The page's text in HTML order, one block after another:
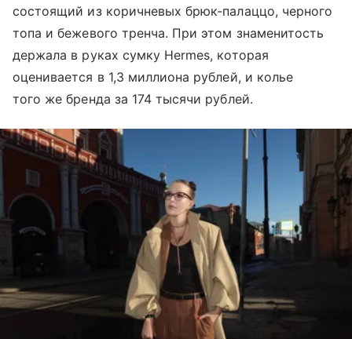
состоящий из коричневых брюк-палаццо, черного
топа и бежевого тренча. При этом знаменитость
держала в руках сумку Hermes, которая
оценивается в 1,3 миллиона рублей, и колье
того же бренда за 174 тысячи рублей.